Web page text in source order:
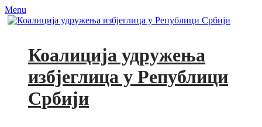
Menu
Коалиција удружења
избјеглица у Републици
Србији